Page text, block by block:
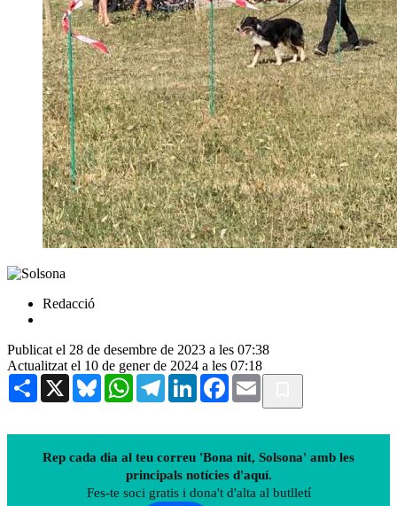
Redacció
Publicat el 28 de desembre de 2023 a les 07:38
Actualitzat el 10 de gener de 2024 a les 07:18
Share X BlueskyWhatsAppTelegramLinkedInFacebook
Email
Rep cada dia al teu correu 'Bona nit, Solsona' amb les
principals notícies d'aquí.
Fes-te soci gratis i dona't d'alta al butlletí